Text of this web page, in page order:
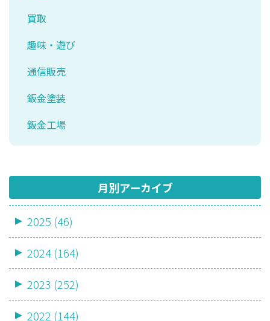
買取
趣味・遊び
通信販売
鈑金塗装
鈑金工場
月別アーカイブ
2025 (46)
2024 (164)
2023 (252)
2022 (144)